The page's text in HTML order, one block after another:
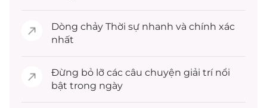
Dòng chảy Thời sự nhanh và chính xác
nhất
Đừng bỏ lỡ các câu chuyện giải trínổi
bật trong ngày